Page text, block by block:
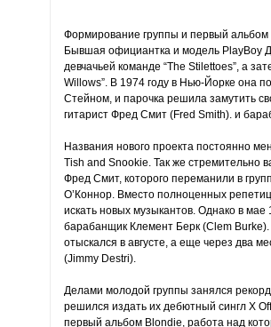
Формирование группы и первый альбом
Бывшая официантка и модель PlayBoy
девчачьей команде “The Stilettoes”, а
Willows”. В 1974 году в Нью-Йорке она
Стейном, и парочка решила замутить
гитарист Фред Смит (Fred Smith). и
Названия нового проекта постоянно
Tish and Snookie. Так же стремительно
Фред Смит, которого переманили в
О’Коннор. Вместо полноценных
искать новых музыкантов. Однако в
барабанщик Клемент Берк (Clem
отыскался в августе, а еще через два
(Jimmy Destri).
Делами молодой группы занялся
решился издать их дебютный сингл X
первый альбом Blondie, работа над